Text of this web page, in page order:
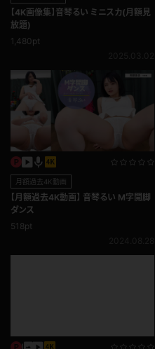
【4K画像集】音琴るい ミニスカ(月額見
放題)
1,480pt
月額過去4K動画
【月額過去4K動画】 音琴るい M字開脚
ダンス
518pt